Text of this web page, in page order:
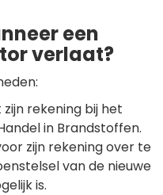
een
verlaat?
rekening bij het
in Brandstoffen.
zijn rekening over te
van de nieuwe
is.